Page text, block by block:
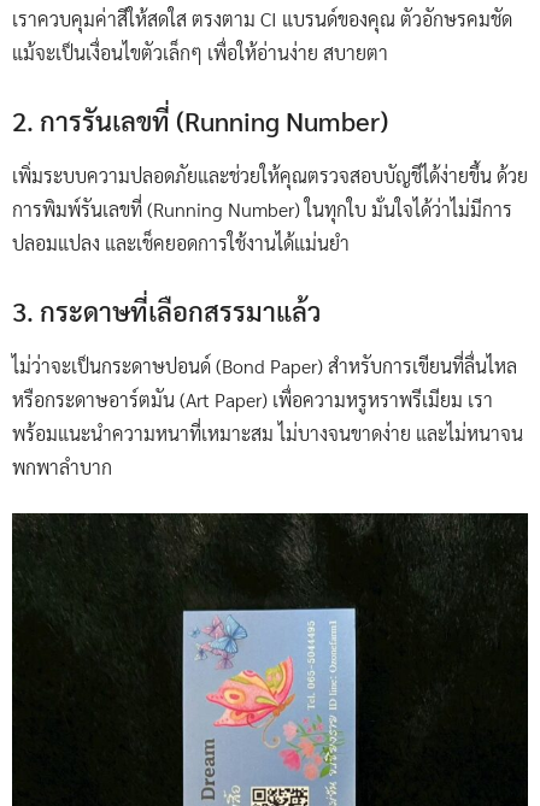
เราควบคุมค่าสีให้สดใส ตรงตาม CI แบรนด์ของคุณ ตัวอักษรคมชัด
แม้จะเป็นเงื่อนไขตัวเล็กๆ เพื่อให้อ่านง่าย สบายตา
2. การรันเลขที่ (Running Number)
เพิ่มระบบความปลอดภัยและช่วยให้คุณตรวจสอบบัญชีได้ง่ายขึ้น ด้วย
การพิมพ์รันเลขที่ (Running Number) ในทุกใบ มั่นใจได้ว่าไม่มีการ
ปลอมแปลง และเช็คยอดการใช้งานได้แม่นยำ
3. กระดาษที่เลือกสรรมาแล้ว
ไม่ว่าจะเป็นกระดาษปอนด์ (Bond Paper) สำหรับการเขียนที่ลื่นไหล
หรือกระดาษอาร์ตมัน (Art Paper) เพื่อความหรูหราพรีเมียม เรา
พร้อมแนะนำความหนาที่เหมาะสม ไม่บางจนขาดง่าย และไม่หนาจน
พกพาลำบาก